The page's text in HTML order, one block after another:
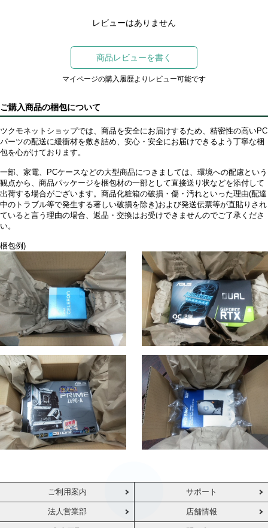
レビューはありません
商品レビューを書く
マイページの購入履歴よりレビュー可能です
ご購入商品の梱包について
ツクモネットショップでは、商品を安全にお届けするため、精密性の高いPC
パーツの配送に緩衝材を敷き詰め、安心・安全にお届けできるよう丁寧な梱
包を心がけております。
一部、家電、PCケースなどの大型商品につきましては、環境への配慮という
観点から、商品パッケージを梱包材の一部として直接送り状などを添付して
出荷する場合がございます。商品化粧箱の破損・傷・汚れといった理由(配達
中のトラブル等で発生する著しい破損を除き)および発送伝票等が直貼りされ
ていると言う理由の場合、返品・交換はお受けできませんのでご了承くださ
い。
梱包例)
ご利用案内 サポート
法人営業部 店舗情報